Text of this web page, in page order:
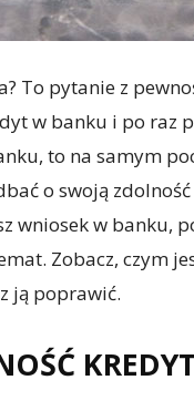
To pytanie z
w banku i po raz
to na samym
o swoją
wniosek w banku,
Zobacz, czym
ją poprawić.